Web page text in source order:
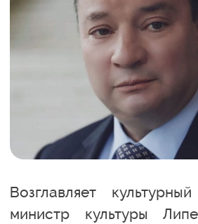
Возглавляет
министр культуры